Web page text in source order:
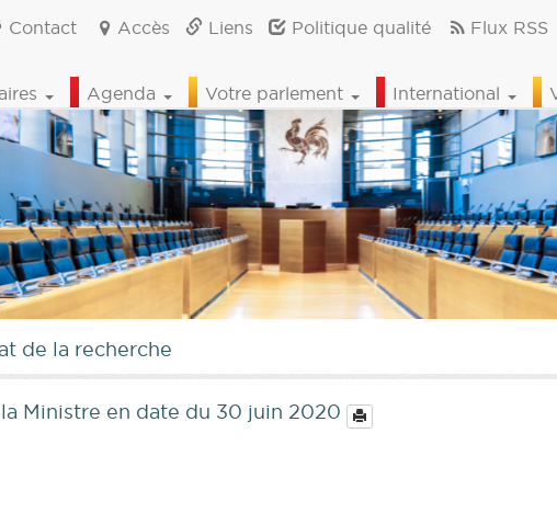
Contact Accès Liens Politique qualité Flux RSS
Agenda Votre parlement International
de la recherche
Ministre en date du 30 juin 2020